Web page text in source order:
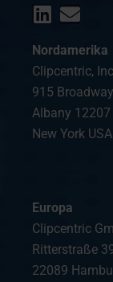
Nordamerika
Clipcentric,
915
Albany 12207
New York USA
Europa
Clipcentric
Ritterstraße
22089